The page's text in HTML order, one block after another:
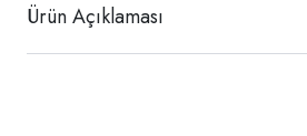
Ürün Açıklaması